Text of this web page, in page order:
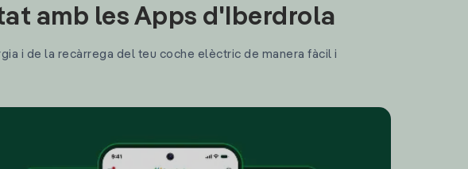
amb les Apps d'Iberdrola
i de la recàrrega del teu coche elèctric de manera fàcil i